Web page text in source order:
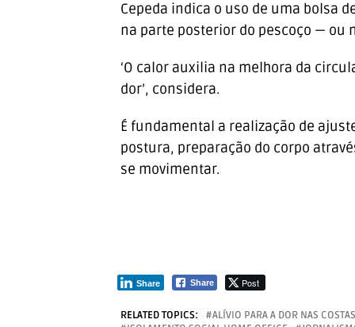
Cepeda indica o uso de uma bolsa
na parte posterior do pescoço — ou
‘O calor auxilia na melhora da
dor’, considera.
É fundamental a realização de
postura, preparação do corpo
se movimentar.
Share Post
Share
RELATED TOPICS: ALÍVIO PARA A DOR NAS COSTAS